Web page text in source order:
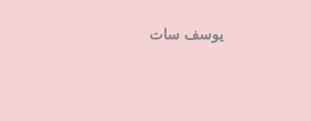
يوسف سات